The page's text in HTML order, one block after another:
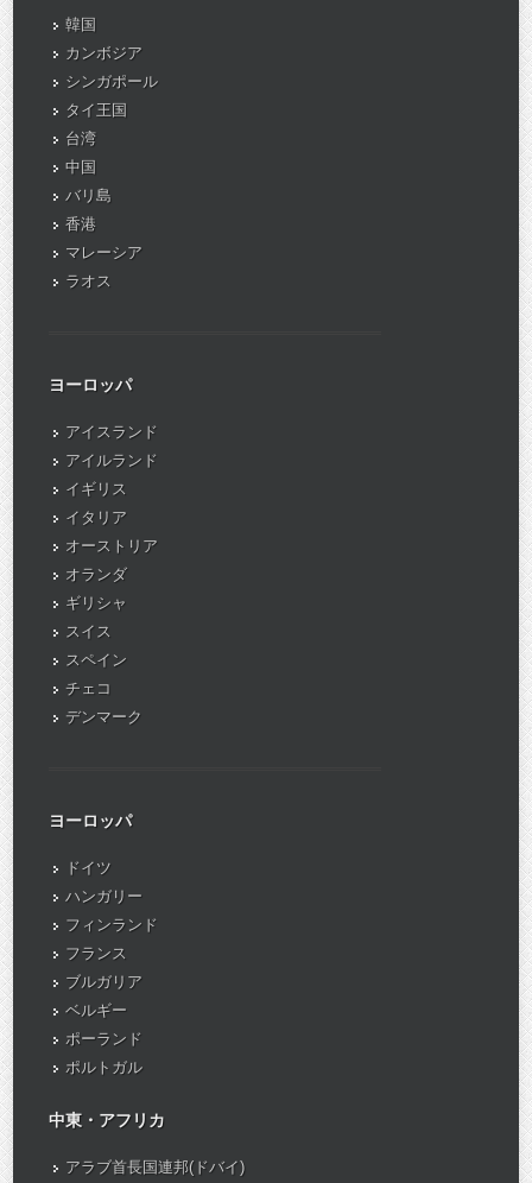
韓国
カンボジア
シンガポール
タイ王国
台湾
中国
バリ島
香港
マレーシア
ラオス
ヨーロッパ
アイスランド
アイルランド
イギリス
イタリア
オーストリア
オランダ
ギリシャ
スイス
スペイン
チェコ
デンマーク
ヨーロッパ
ドイツ
ハンガリー
フィンランド
フランス
ブルガリア
ベルギー
ポーランド
ポルトガル
中東・アフリカ
アラブ首長国連邦(ドバイ)